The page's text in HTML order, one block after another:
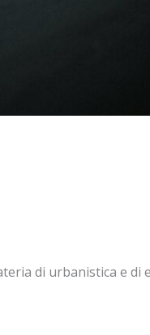
di urbanistica e di